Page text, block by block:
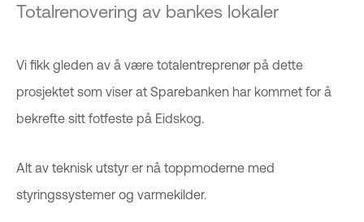
Totalrenovering av bankes lokaler
Vi fikk gleden av å være totalentreprenør på dette
prosjektet som viser at Sparebanken har kommet for å
bekrefte sitt fotfeste på Eidskog.
Alt av teknisk utstyr er nå toppmoderne med
styringssystemer og varmekilder.